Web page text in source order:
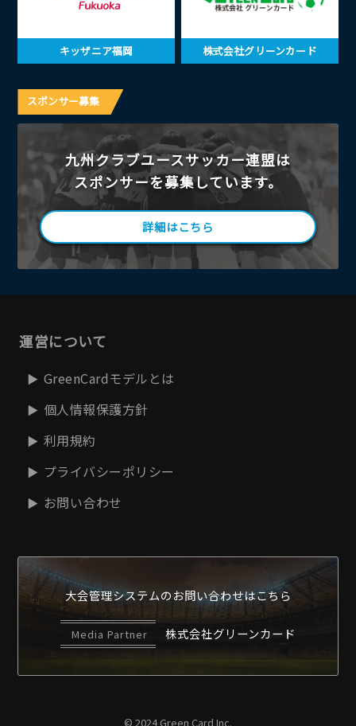
キッザニア福岡 株式会社グリーンカード
スポンサー募集
九州クラブユースサッカー連盟は
スポンサーを募集しています。
詳細はこちら
運営について
GreenCardモデルとは
個人情報保護方針
利用規約
プライバシーポリシー
お問い合わせ
大会管理システムのお問い合わせはこちら
Media Partner 株式会社グリーンカード
© 2024 Green Card Inc.